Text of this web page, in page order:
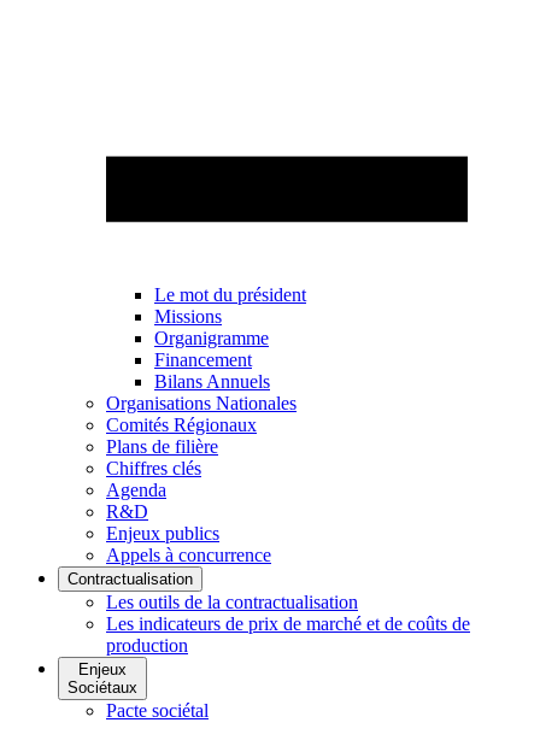
Le mot du président
Missions
Organigramme
Financement
Bilans Annuels
Organisations Nationales
Comités Régionaux
Plans de filière
Chiffres clés
Agenda
R&D
Enjeux publics
Appels à concurrence
Contractualisation
Les outils de la contractualisation
Les indicateurs de prix de marché et de coûts de
production
Enjeux
Sociétaux
Pacte sociétal